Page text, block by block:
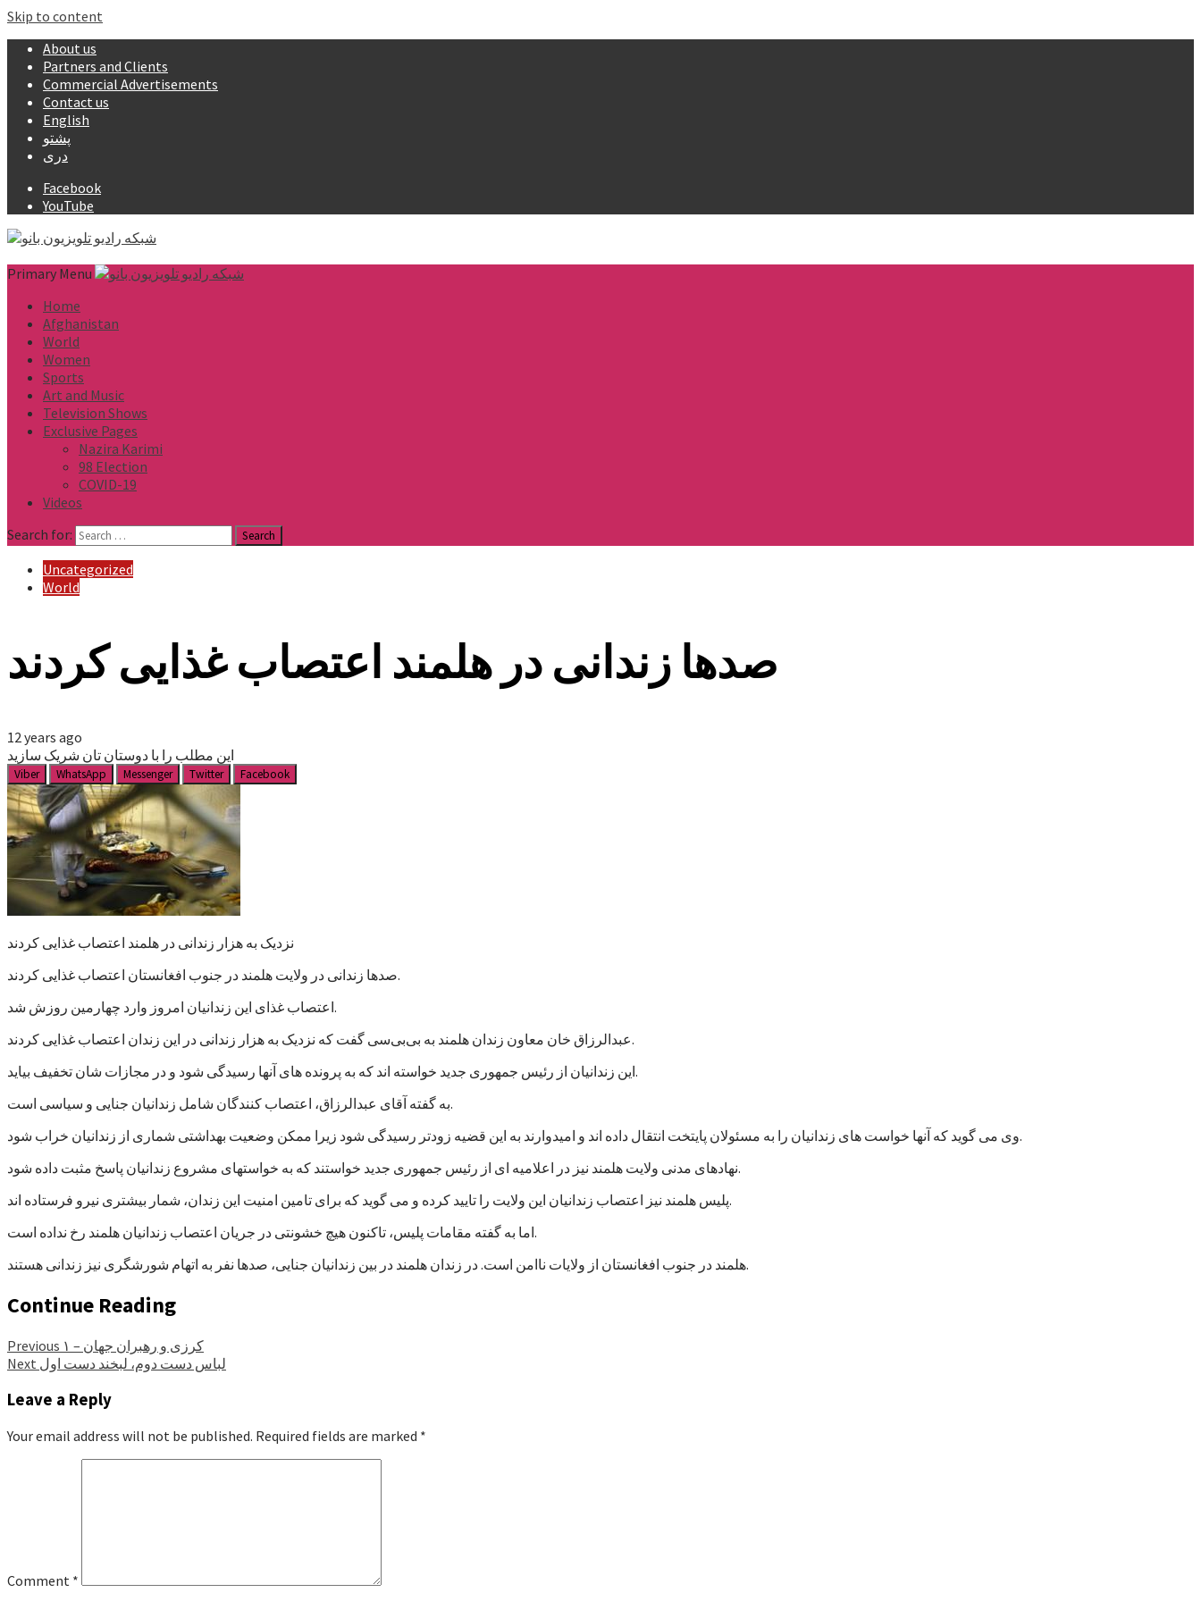
Skip to content
About us
Partners and Clients
Commercial Advertisements
Contact us
English
پشتو
دری
Facebook
YouTube
Primary Menu
Home
Afghanistan
World
Women
Sports
Art and Music
Television Shows
Exclusive Pages
Nazira Karimi
98 Election
COVID-19
Videos
Search for:
Uncategorized
World
صدها زندانی در هلمند اعتصاب غذایی کردند
12 years ago
این مطلب را با دوستان تان شریک سازید
Viber WhatsApp Messenger Twitter Facebook
نزدیک به هزار زندانی در هلمند اعتصاب غذایی کردند
صدها زندانی در ولایت هلمند در جنوب افغانستان اعتصاب غذایی کردند.
اعتصاب غذای این زندانیان امروز وارد چهارمین روزش شد.
عبدالرزاق خان معاون زندان هلمند به بی‌بی‌سی گفت که نزدیک به هزار زندانی در این زندان اعتصاب غذایی کردند.
این زندانیان از رئیس جمهوری جدید خواسته اند که به پرونده های آنها رسیدگی شود و در مجازات شان تخفیف بیاید.
به گفته آقای عبدالرزاق، اعتصاب کنندگان شامل زندانیان جنایی و سیاسی است.
وی می گوید که آنها خواست های زندانیان را به مسئولان پایتخت انتقال داده اند و امیدوارند به این قضیه زودتر رسیدگی شود زیرا ممکن وضعیت بهداشتی شماری از زندانیان خراب شود.
نهادهای مدنی ولایت هلمند نیز در اعلامیه ای از رئیس جمهوری جدید خواستند که به خواستهای مشروع زندانیان پاسخ مثبت داده شود.
پلیس هلمند نیز اعتصاب زندانیان این ولایت را تایید کرده و می گوید که برای تامین امنیت این زندان، شمار بیشتری نیرو فرستاده اند.
اما به گفته مقامات پلیس، تاکنون هیچ خشونتی در جریان اعتصاب زندانیان هلمند رخ نداده است.
هلمند در جنوب افغانستان از ولایات ناامن است. در زندان هلمند در بین زندانیان جنایی، صدها نفر به اتهام شورشگری نیز زندانی هستند.
Continue Reading
Previous
کرزی و رهبران جهان – ۱
Next لباس دست دوم، لبخند دست اول
Leave a Reply
Your email address will not be published. Required fields are marked *
Comment *